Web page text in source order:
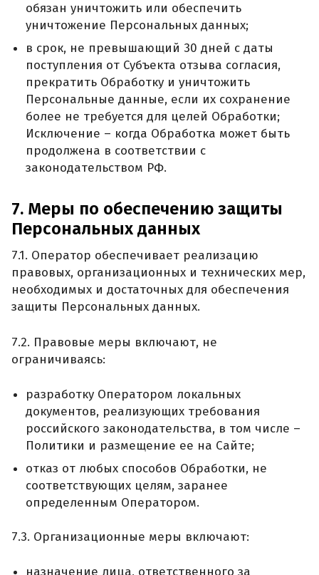
обязан уничтожить или обеспечить
уничтожение Персональных данных;
в срок, не превышающий 30 дней с даты
поступления от Субъекта отзыва согласия,
прекратить Обработку и уничтожить
Персональные данные, если их сохранение
более не требуется для целей Обработки;
Исключение – когда Обработка может быть
продолжена в соответствии с
законодательством РФ.
7. Меры по обеспечению защиты
Персональных данных
7.1. Оператор обеспечивает реализацию
правовых, организационных и технических мер,
необходимых и достаточных для обеспечения
защиты Персональных данных.
7.2. Правовые меры включают, не
ограничиваясь:
разработку Оператором локальных
документов, реализующих требования
российского законодательства, в том числе –
Политики и размещение ее на Сайте;
отказ от любых способов Обработки, не
соответствующих целям, заранее
определенным Оператором.
7.3. Организационные меры включают:
назначение лица, ответственного за